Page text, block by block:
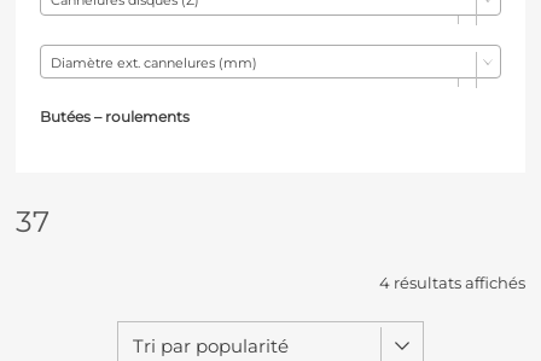
37
4 résultats affichés
Diamètre ext. cannelures (mm)
Butées – roulements